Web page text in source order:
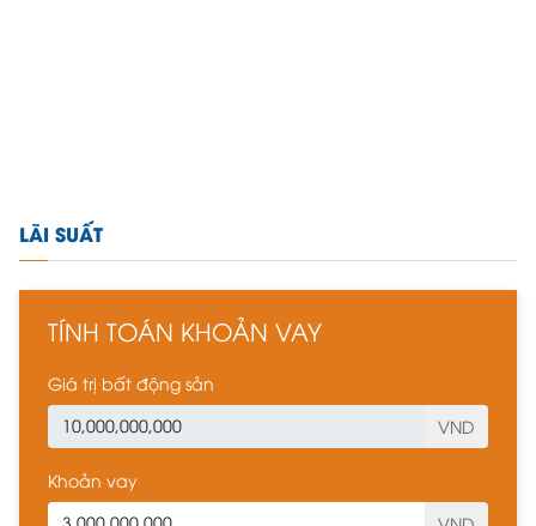
LÃI SUẤT
TÍNH TOÁN KHOẢN VAY
Giá trị bất động sản
VND
Khoản vay